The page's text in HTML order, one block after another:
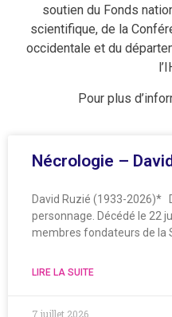
soutien du Fonds
scientifique, de la
occidentale et du
Pour plus
Nécrologie –
David Ruzié (1933-2026)*
personnage. Décédé le 22
membres fondateurs de la
LIRE LA SUITE
7 juillet 2026